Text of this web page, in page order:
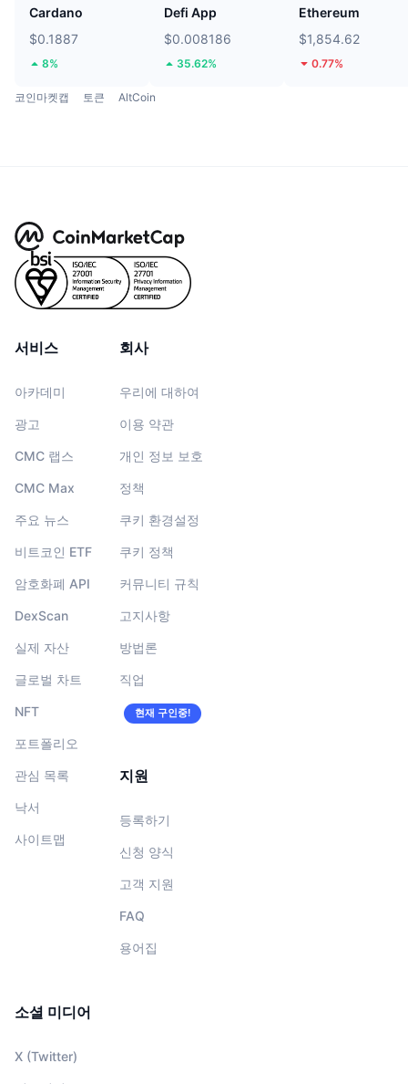
Cardano
$0.1887
8%
Defi App
$0.008186
35.62%
Ethereum
$1,854.62
0.77%
코인마켓캡 토큰 AltCoin
서비스
아카데미
광고
CMC 랩스
CMC Max
주요 뉴스
비트코인 ETF
암호화폐 API
DexScan
실제 자산
글로벌 차트
NFT
포트폴리오
관심 목록
낙서
사이트맵
회사
우리에 대하여
이용 약관
개인 정보 보호
정책
쿠키 환경설정
쿠키 정책
커뮤니티 규칙
고지사항
방법론
직업
현재 구인중!
지원
등록하기
신청 양식
고객 지원
FAQ
용어집
소셜 미디어
X (Twitter)